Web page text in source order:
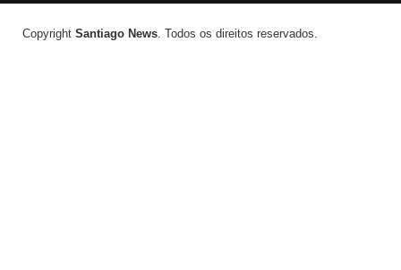
Copyright Santiago News. Todos os direitos reservados.